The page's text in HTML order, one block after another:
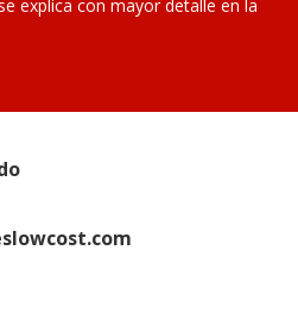
explica con mayor detalle en la